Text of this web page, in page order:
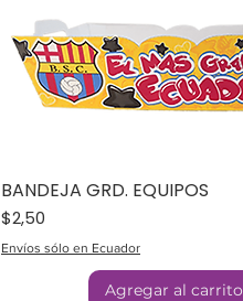
BANDEJA GRD. EQUIPOS
Precio
$2,50
Envíos sólo en Ecuador
Agregar al carrito